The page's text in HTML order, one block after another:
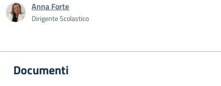
Anna Forte
Dirigente Scolastico
Documenti